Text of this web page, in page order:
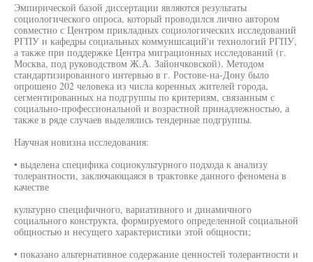
Эмпирической базой диссертации являются результаты
социологического опроса, который проводился лично автором
совместно с Центром прикладных социологических исследований
РГПУ и кафедры социальных коммуншсаций'и технологий РГПУ,
а также при поддержке Центра миграционных исследований (г.
Москва, под руководством Ж.А. Зайончковской). Методом
стандартизированного интервью в г. Ростове-на-Дону было
опрошено 202 человека из числа коренных жителей города,
сегментированных на подгруппы по критериям, связанным с
социально-профессиональной и возрастной принадлежностью, а
также в ряде случаев выделялись тендерные подгруппы.
Научная новизна исследования:
• выделена специфика социокультурного подхода к анализу
толерантности, заключающаяся в трактовке данного феномена в
качестве
культурно специфичного, вариативного и динамичного
социального конструкта, формируемого определенной социальной
общностью и несущего характеристики этой общности;
• показано альтернативное содержание ценностей толерантности и